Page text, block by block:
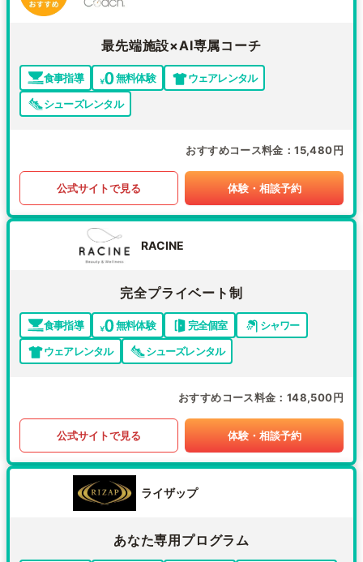
最先端施設×AI専属コーチ
食事指導 無料体験
ウェアレンタル
シューズレンタル
おすすめコース料金 15,480円
公式サイトで見る 体験・相談予約
RACINE
完全プライベート制
食事指導 無料体験 完全個室
シャワー
ウェアレンタル
シューズレンタル
おすすめコース料金 148,500円
公式サイトで見る 体験・相談予約
ライザップ
あなた専用プログラム